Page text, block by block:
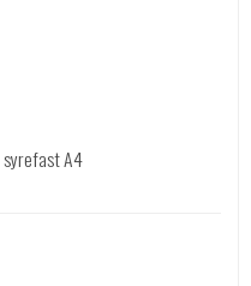
A4